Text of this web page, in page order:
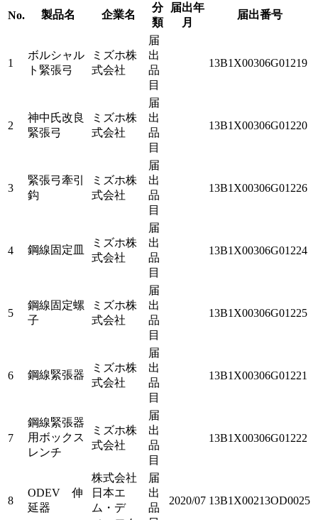
No. 製品名 企業名
分
類
届出年
月
届出番号
1
ボルシャル
ト緊張弓
ミズホ株
式会社
届
出
品
目
13B1X00306G01219
2
神中氏改良
緊張弓
ミズホ株
式会社
届
出
品
目
13B1X00306G01220
3
緊張弓牽引
鈎
ミズホ株
式会社
届
出
品
目
13B1X00306G01226
4 鋼線固定皿
ミズホ株
式会社
届
出
品
目
13B1X00306G01224
5
鋼線固定螺
子
ミズホ株
式会社
届
出
品
目
13B1X00306G01225
6 鋼線緊張器
ミズホ株
式会社
届
出
品
目
13B1X00306G01221
7
鋼線緊張器
用ボックス
レンチ
ミズホ株
式会社
届
出
品
目
13B1X00306G01222
8
ODEV 伸
延器
株式会社
日本エ
ム・デ
届
出
品
2020/07 13B1X00213OD0025